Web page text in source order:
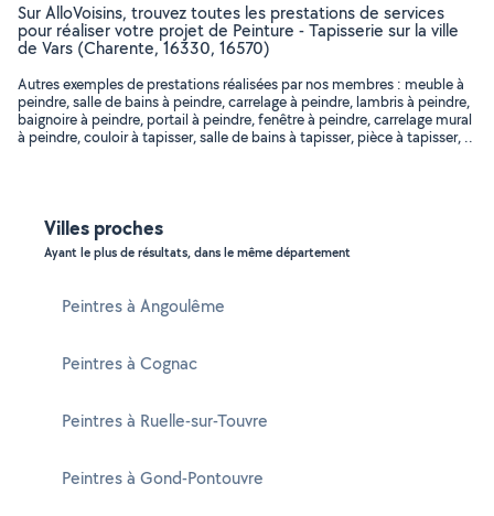
Sur AlloVoisins, trouvez toutes les prestations de services
pour réaliser votre projet de Peinture - Tapisserie sur la ville
de Vars (Charente, 16330, 16570)
Autres exemples de prestations réalisées par nos membres : meuble à
peindre, salle de bains à peindre, carrelage à peindre, lambris à peindre,
baignoire à peindre, portail à peindre, fenêtre à peindre, carrelage mural
à peindre, couloir à tapisser, salle de bains à tapisser, pièce à tapisser, ..
Villes proches
Ayant le plus de résultats, dans le même département
Peintres à Angoulême
Peintres à Cognac
Peintres à Ruelle-sur-Touvre
Peintres à Gond-Pontouvre